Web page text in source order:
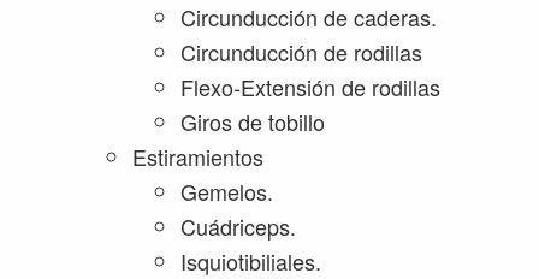
Circunducción de caderas.
Circunducción de rodillas
Flexo-Extensión de rodillas
Giros de tobillo
Estiramientos
Gemelos.
Cuádriceps.
Isquiotibiliales.